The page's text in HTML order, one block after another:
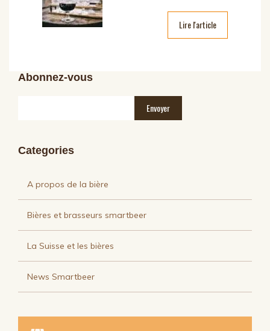
Lire l'article
Abonnez-vous
Categories
A propos de la bière
Bières et brasseurs smartbeer
La Suisse et les bières
News Smartbeer